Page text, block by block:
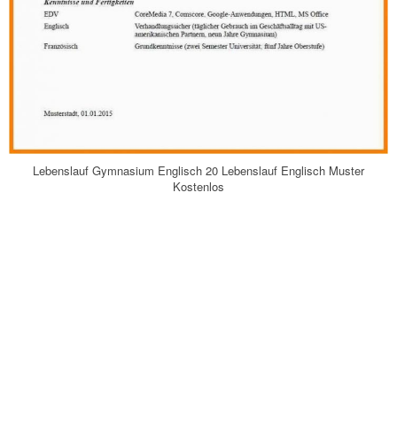
Lebenslauf Gymnasium Englisch 20 Lebenslauf Englisch Muster
Kostenlos